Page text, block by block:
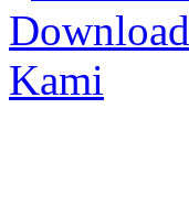
Download
Kami